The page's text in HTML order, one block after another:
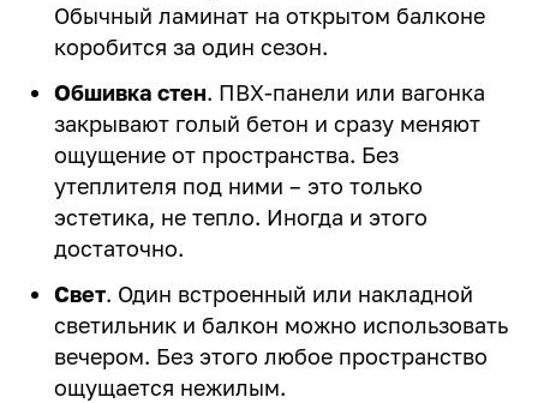
Обычный ламинат на открытом балконе
коробится за один сезон.
Обшивка стен. ПВХ-панели или вагонка
закрывают голый бетон и сразу меняют
ощущение от пространства. Без
утеплителя под ними – это только
эстетика, не тепло. Иногда и этого
достаточно.
Свет. Один встроенный или накладной
светильник и балкон можно использовать
вечером. Без этого любое пространство
ощущается нежилым.